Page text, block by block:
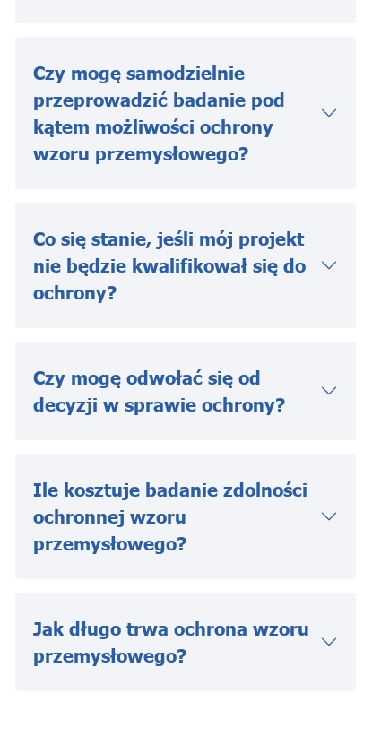
Czy mogę samodzielnie
przeprowadzić badanie pod
kątem możliwości ochrony
wzoru przemysłowego?
Co się stanie, jeśli mój projekt
nie będzie kwalifikował się do
ochrony?
Czy mogę odwołać się od
decyzji w sprawie ochrony?
Ile kosztuje badanie zdolności
ochronnej wzoru
przemysłowego?
Jak długo trwa ochrona wzoru
przemysłowego?